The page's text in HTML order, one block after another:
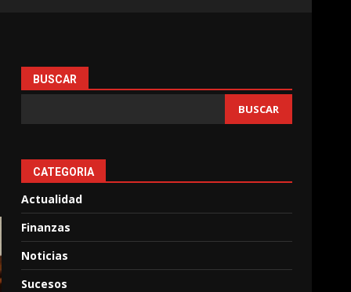
BUSCAR
BUSCAR
CATEGORIA
Actualidad
Finanzas
Noticias
Sucesos